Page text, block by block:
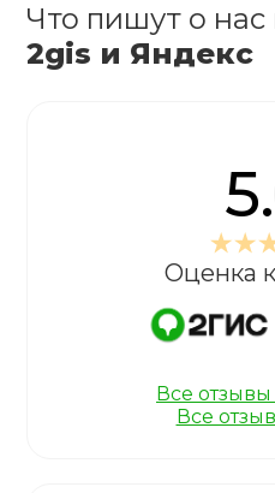
Что пишут о нас
2gis и Яндекс
Оценка
Все
Все